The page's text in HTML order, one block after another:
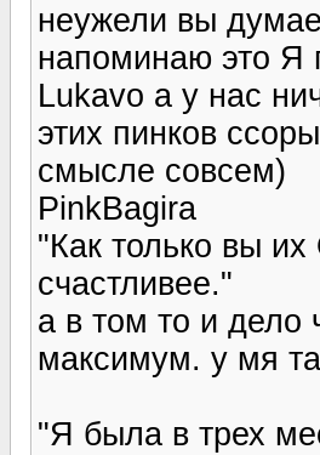
неужели вы
напоминаю это Я
Lukavo а у нас
этих пинков
смысле совсем)
PinkBagira
"Как только вы
счастливее."
а в том то и дело
максимум. у мя
"Я была в трех